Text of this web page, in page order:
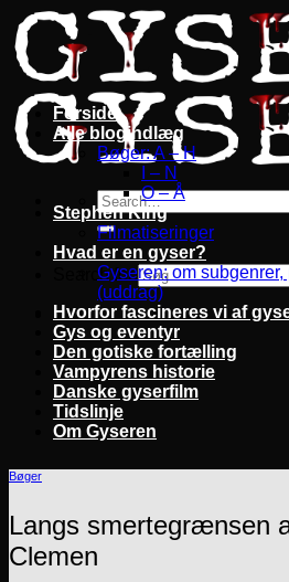
Fortsæt
til
indhold
Search for:
Forside
Alle blogindlæg
Bøger: A – H
I – N
O – Å
Stephen King
Filmatiseringer
Hvad er en gyser?
Gyseren: om
(uddrag)
Hvorfor fascineres vi af
Gys og eventyr
Den gotiske fortælling
Vampyrens historie
Danske gyserfilm
Tidslinje
Om Gyseren
Bøger
Langs smertegrænsen
Clemen